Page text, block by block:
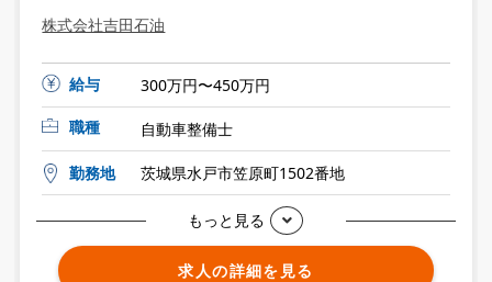
株式会社吉田石油
給与
300万円〜450万円
職種
自動車整備士
勤務地 茨城県水戸市笠原町1502番地
もっと見る
求人の詳細を見る